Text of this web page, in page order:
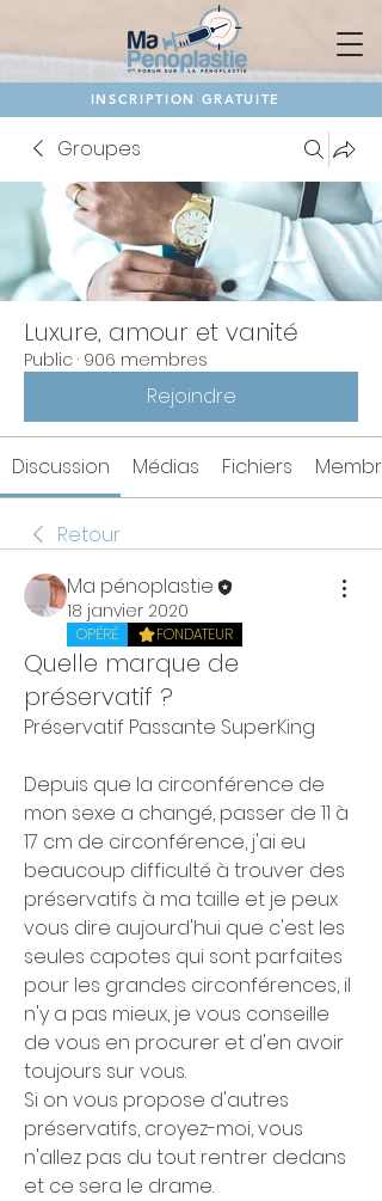
INSCRIPTION GRATUITE
Groupes
Luxure, amour et vanité
Public · 906 membres
Rejoindre
Discussion Médias Fichiers
Retour
Ma pénoplastie
18 janvier 2020
OPÉRÉ FONDATEUR
Quelle marque de
préservatif ?
Préservatif Passante SuperKing
Depuis que la circonférence de
mon sexe a changé, passer de 11 à
17 cm de circonférence, j'ai eu
beaucoup difficulté à trouver des
préservatifs à ma taille et je peux
vous dire aujourd'hui que c'est les
seules capotes qui sont parfaites
pour les grandes circonférences, il
n'y a pas mieux, je vous conseille
de vous en procurer et d'en avoir
toujours sur vous.
Si on vous propose d'autres
préservatifs, croyez-moi, vous
n'allez pas du tout rentrer dedans
et ce sera le drame.